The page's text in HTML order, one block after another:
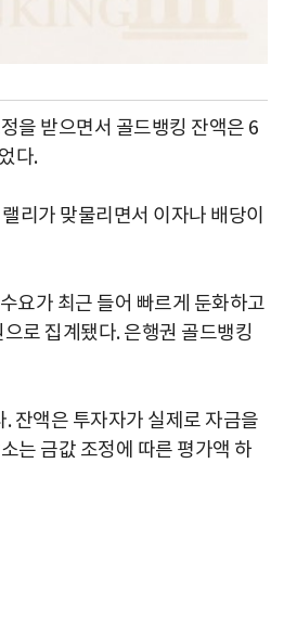
을 받으면서 골드뱅킹 잔액은 6
다.
리가 맞물리면서 이자나 배당이
요가 최근 들어 빠르게 둔화하고
로 집계됐다. 은행권 골드뱅킹
잔액은 투자자가 실제로 자금을
는 금값 조정에 따른 평가액 하